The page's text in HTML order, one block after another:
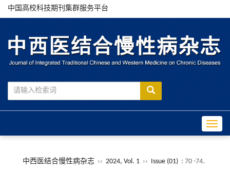
中国高校科技期刊集群服务平台
中西医结合慢性病杂志 ›› 2024, Vol. 1 ›› Issue (01) : 70 -74.